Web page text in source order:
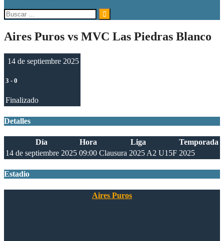
Buscar:
Aires Puros vs MVC Las Piedras Blanco
14 de septiembre 2025
3 - 0
Finalizado
Detalles
Día Hora Liga
Temporada
14 de septiembre 2025 09:00 Clausura 2025 A2 U15F 2025
Estadio
Aires Puros